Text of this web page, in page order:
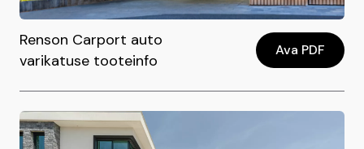
Renson Carport auto
varikatuse tooteinfo
Ava PDF